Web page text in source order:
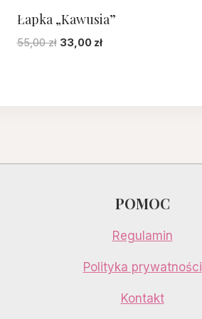
Łapka „Kawusia”
55,00zł Pierwotna
33,00 złAktualna
POMOC
Regulamin
Polityka prywatności
Kontakt